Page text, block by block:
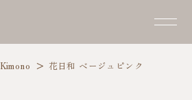
Kimono 花日和 ベージュピンク